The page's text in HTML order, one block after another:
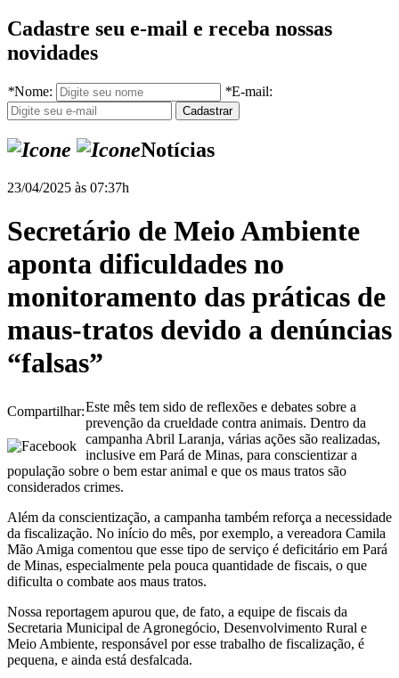
Cadastre seu e-mail e receba nossas
novidades
*Nome: *E-mail:
Notícias
23/04/2025 às 07:37h
Secretário de Meio Ambiente
aponta dificuldades no
monitoramento das práticas de
maus-tratos devido a denúncias
“falsas”
Compartilhar:Este mês tem sido de reflexões e debates sobre a
prevenção da crueldade contra animais. Dentro da
campanha Abril Laranja, várias ações são realizadas,
inclusive em Pará de Minas, para conscientizar a
população sobre o bem estar animal e que os maus tratos são
considerados crimes.
Além da conscientização, a campanha também reforça a necessidade
da fiscalização. No início do mês, por exemplo, a vereadora Camila
Mão Amiga comentou que esse tipo de serviço é deficitário em Pará
de Minas, especialmente pela pouca quantidade de fiscais, o que
dificulta o combate aos maus tratos.
Nossa reportagem apurou que, de fato, a equipe de fiscais da
Secretaria Municipal de Agronegócio, Desenvolvimento Rural e
Meio Ambiente, responsável por esse trabalho de fiscalização, é
pequena, e ainda está desfalcada.